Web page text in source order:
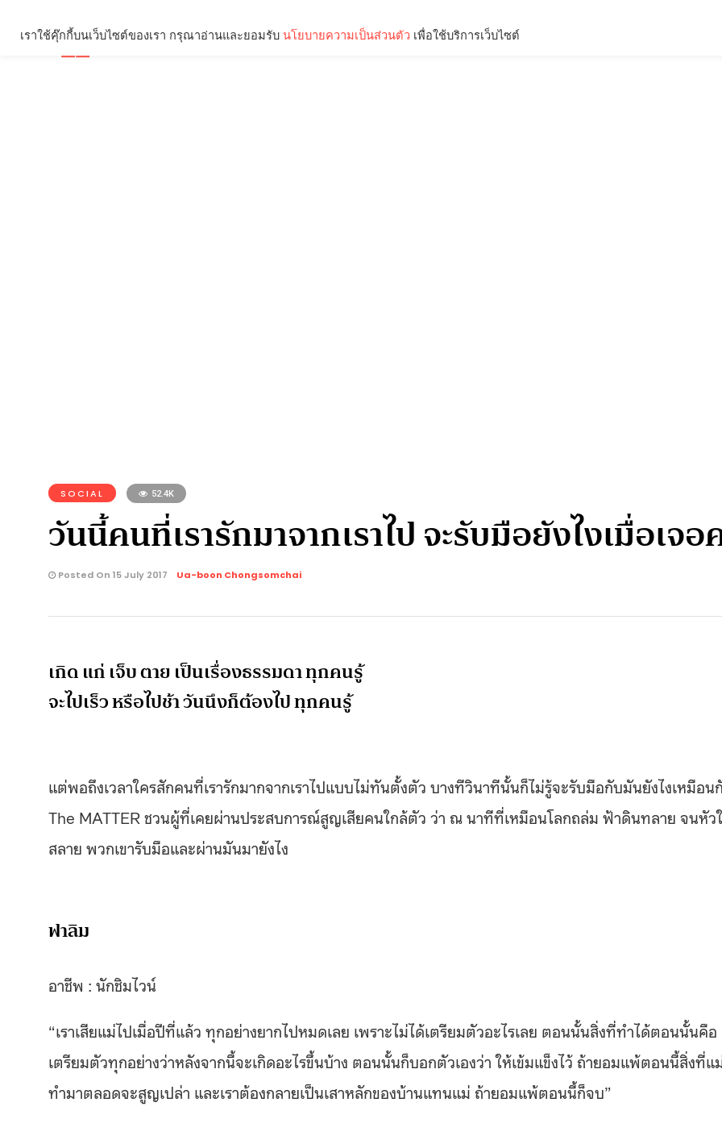
SOCIAL 52.4K
วันนี้คนที่เรารักมาจากเราไป จะรับมือยังไงเมื่อเจ
Posted On 15 July 2017 Ua-boon Chongsomchai
เกิด แก่ เจ็บ ตาย เป็นเรื่องธรรมดา ทุกคนรู้
จะไปเร็ว หรือไปช้า วันนึงก็ต้องไป ทุกคนรู้
แต่พอถึงเวลาใครสักคนที่เรารักมากจากเราไปแบบไม่ทันตั้งตัว บางทีวินาทีนั้นก็ไม่รู้จะรับมือกับมันยังไงเหมือน
The MATTER ชวนผู้ที่เคยผ่านประสบการณ์สูญเสียคนใกล้ตัว ว่า ณ นาทีที่เหมือนโลกถล่ม ฟ้าดินทลาย จนหัว
สลาย พวกเขารับมือและผ่านมันมายังไง
ฟาลิม
อาชีพ : นักชิมไวน์
“เราเสียแม่ไปเมื่อปีที่แล้ว ทุกอย่างยากไปหมดเลย เพราะไม่ได้เตรียมตัวอะไรเลย ตอนนั้นสิ่งที่ทำได้ตอนนั้นคือ
เตรียมตัวทุกอย่างว่าหลังจากนี้จะเกิดอะไรขึ้นบ้าง ตอนนั้นก็บอกตัวเองว่า ให้เข้มแข็งไว้ ถ้ายอมแพ้ตอนนี้สิ่งที่แ
ทำมาตลอดจะสูญเปล่า และเราต้องกลายเป็นเสาหลักของบ้านแทนแม่ ถ้ายอมแพ้ตอนนี้ก็จบ”
เราใช้คุ๊กกี้บนเว็บไซต์ของเรา กรุณาอ่านและยอมรับ นโยบายความเป็นส่วนตัว เพื่อใช้บริการเว็บไซต์